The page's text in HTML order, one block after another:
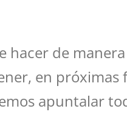
hacer de
en
apuntalar